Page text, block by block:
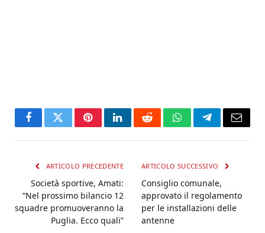
FacebookTwitterPinterestLinkedInRedditWhatsAppTelegramEmail
ARTICOLO PRECEDENTE
Società sportive, Amati:
“Nel prossimo bilancio 12
squadre promuoveranno la
Puglia. Ecco quali”
ARTICOLO SUCCESSIVO
Consiglio comunale,
approvato il regolamento
per le installazioni delle
antenne